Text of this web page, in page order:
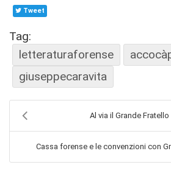
Tweet
Tag:
letteraturaforense
giuseppecaravita
Al via il Grande
Cassa forense e le convenzioni con